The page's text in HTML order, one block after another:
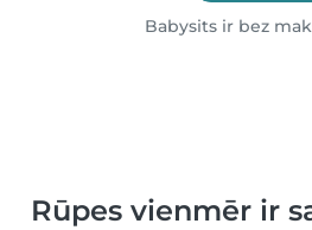
Babysits ir bez
Rūpes vienmēr ir